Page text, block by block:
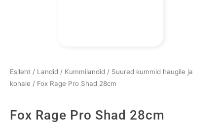
Esileht / Landid / Kummilandid / Suured kummid haugile ja
kohale / Fox Rage Pro Shad 28cm
Fox Rage Pro Shad 28cm